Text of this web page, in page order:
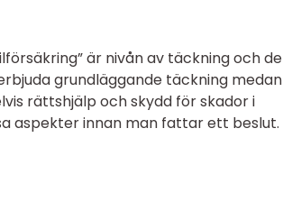
är nivån av täckning och de
grundläggande täckning medan
rättshjälp och skydd för skador i
aspekter innan man fattar ett beslut.